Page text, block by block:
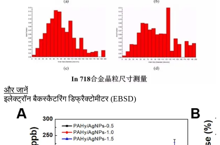
और जानें
इलेक्ट्रॉन बैकस्कैटरिंग डिफ्रैक्टोमीटर (EBSD)